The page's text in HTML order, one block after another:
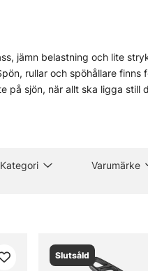
jämn belastning och lite
rullar och spöhållare
på sjön, när allt ska ligga still
mjukt under långvarigt
Kategori Varumärke
Slutsåld